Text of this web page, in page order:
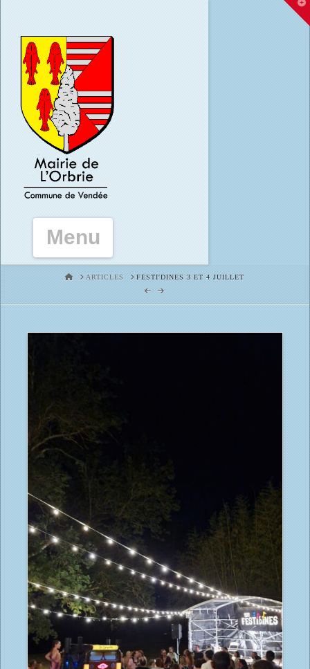
HOMEARTICLES FESTI'DINES 3 ET 4 JUILLET